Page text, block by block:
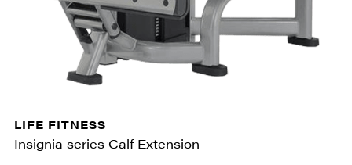
LIFE FITNESS
Insignia series Calf Extension